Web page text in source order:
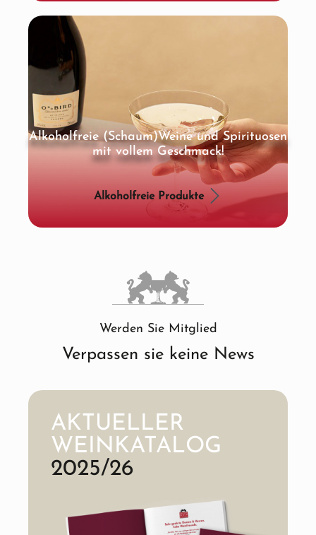
Alkoholfreie (Schaum)Weine und Spirituosen
mit vollem Geschmack!
Alkoholfreie Produkte
Werden Sie Mitglied
Verpassen sie keine News
AKTUELLER
WEINKATALOG
2025/26